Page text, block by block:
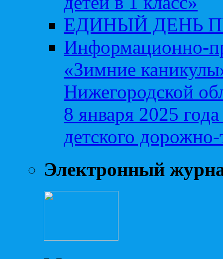
ЕДИНЫЙ ДЕНЬ
Информационно-
«Зимние
Нижегородской
8 января 2025
детского
Электронный